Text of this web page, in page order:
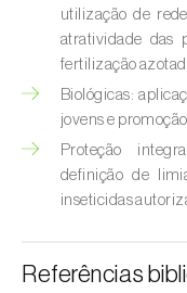
Broca-
Broca-
Burgo-da-
Cigarrinha-
spumarius)
titanus e
utilização de
atratividade das
fertilização
Biológicas:
jovens e
Proteção
definição de
inseticidas
Referências